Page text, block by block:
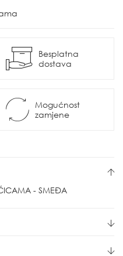
Besplatna
dostava
Mogućnost
zamjene
- SMEĐA